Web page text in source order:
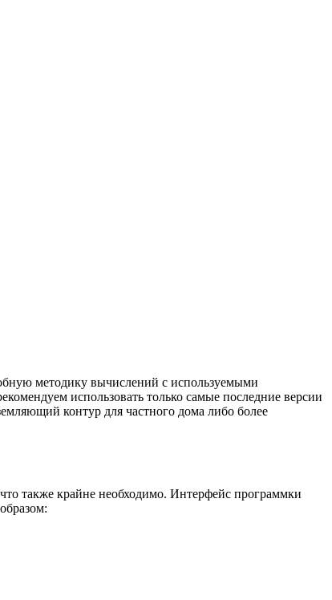
методику вычислений с используемыми
использовать только самые последние версии
контур для частного дома либо более
также крайне необходимо. Интерфейс программки